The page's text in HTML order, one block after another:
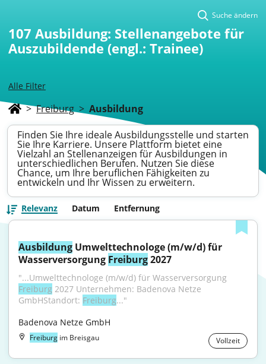
Alle Filter
Suche ändern
107 Ausbildung: Stellenangebote für
Auszubildende (engl.: Trainee)
> Freiburg > Ausbildung
Finden Sie Ihre ideale Ausbildungsstelle und starten
Sie Ihre Karriere. Unsere Plattform bietet eine
Vielzahl an Stellenanzeigen für Ausbildungen in
unterschiedlichen Berufen. Nutzen Sie diese
Chance, um Ihre beruflichen Fähigkeiten zu
entwickeln und Ihr Wissen zu erweitern.
Relevanz Datum Entfernung
Ausbildung Umwelttechnologe (m/w/d) für
Wasserversorgung Freiburg 2027
Freiburg 2027 Unternehmen: Badenova Netze
GmbHStandort: Freiburg..."
Badenova Netze GmbH
Freiburg im Breisgau Vollzeit